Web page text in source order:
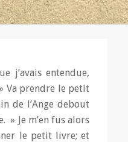
j’avais entendue,
Va prendre le petit
de l’Ange debout
» Je m’en fus alors
le petit livre; et